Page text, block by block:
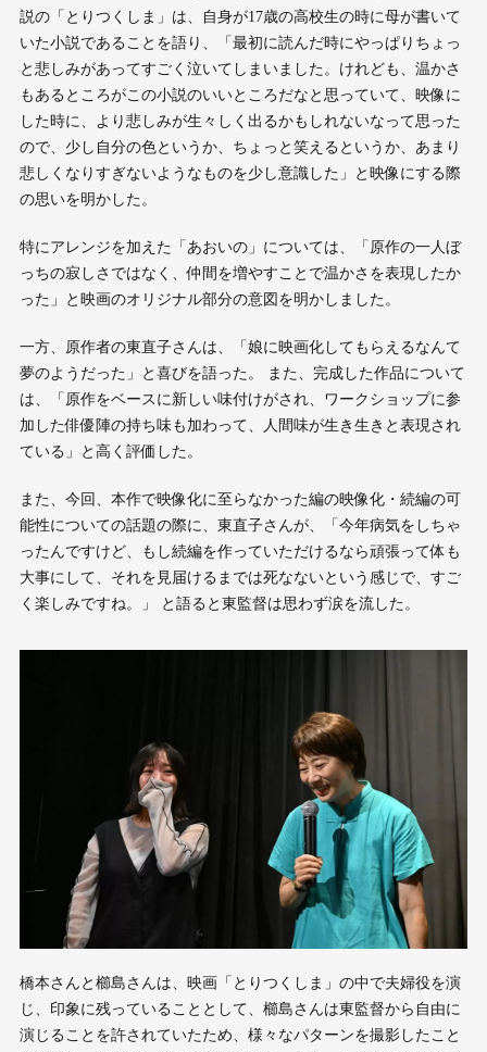
説の「とりつくしま」は、自身が17歳の高校生の時に母が書いて
いた小説であることを語り、「最初に読んだ時にやっぱりちょっ
と悲しみがあってすごく泣いてしまいました。けれども、温かさ
もあるところがこの小説のいいところだなと思っていて、映像に
した時に、より悲しみが生々しく出るかもしれないなって思った
ので、少し自分の色というか、ちょっと笑えるというか、あまり
悲しくなりすぎないようなものを少し意識した」と映像にする際
の思いを明かした。
特にアレンジを加えた「あおいの」については、「原作の一人ぼ
っちの寂しさではなく、仲間を増やすことで温かさを表現したか
った」と映画のオリジナル部分の意図を明かしました。
一方、原作者の東直子さんは、「娘に映画化してもらえるなんて
夢のようだった」と喜びを語った。 また、完成した作品について
は、「原作をベースに新しい味付けがされ、ワークショップに参
加した俳優陣の持ち味も加わって、人間味が生き生きと表現され
ている」と高く評価した。
また、今回、本作で映像化に至らなかった編の映像化・続編の可
能性についての話題の際に、東直子さんが、「今年病気をしちゃ
ったんですけど、もし続編を作っていただけるなら頑張って体も
大事にして、それを見届けるまでは死なないという感じで、すご
く楽しみですね。」 と語ると東監督は思わず涙を流した。
橋本さんと櫛島さんは、映画「とりつくしま」の中で夫婦役を演
じ、印象に残っていることとして、櫛島さんは東監督から自由に
演じることを許されていたため、様々なパターンを撮影したこと